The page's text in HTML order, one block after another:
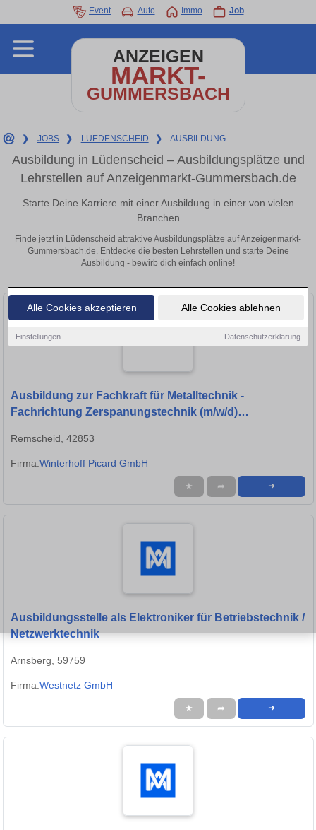
Alle Cookies akzeptieren Alle Cookies ablehnen
Einstellungen Datenschutzerklärung
Event Auto Immo Job
ANZEIGEN
MARKT-
GUMMERSBACH
❯ JOBS ❯ LUEDENSCHEID ❯ AUSBILDUNG
Ausbildung in Lüdenscheid – Ausbildungsplätze und
Lehrstellen auf Anzeigenmarkt-Gummersbach.de
Starte Deine Karriere mit einer Ausbildung in einer von vielen
Branchen
Finde jetzt in Lüdenscheid attraktive Ausbildungsplätze auf Anzeigenmarkt-
Gummersbach.de. Entdecke die besten Lehrstellen und starte Deine
Ausbildung - bewirb dich einfach online!
Ausbildung zur Fachkraft für Metalltechnik -
Fachrichtung Zerspanungstechnik (m/w/d)
Remscheid, 42853
Firma:Winterhoff Picard GmbH
★ ➦ ➜
Ausbildungsstelle als Elektroniker für Betriebstechnik /
Netzwerktechnik
Arnsberg, 59759
Firma:Westnetz GmbH
★ ➦ ➜